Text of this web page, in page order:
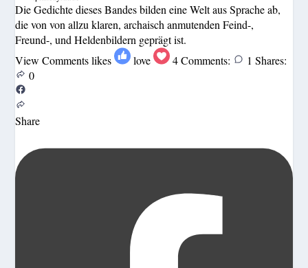
Die Gedichte dieses Bandes bilden eine Welt aus Sprache ab,
die von von allzu klaren, archaisch anmutenden Feind-,
Freund-, und Heldenbildern geprägt ist.
View Comments likes love 4 Comments: 1 Shares:
0
Share